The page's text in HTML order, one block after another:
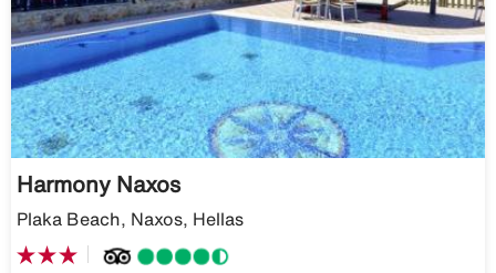
Harmony Naxos
Plaka Beach, Naxos, Hellas